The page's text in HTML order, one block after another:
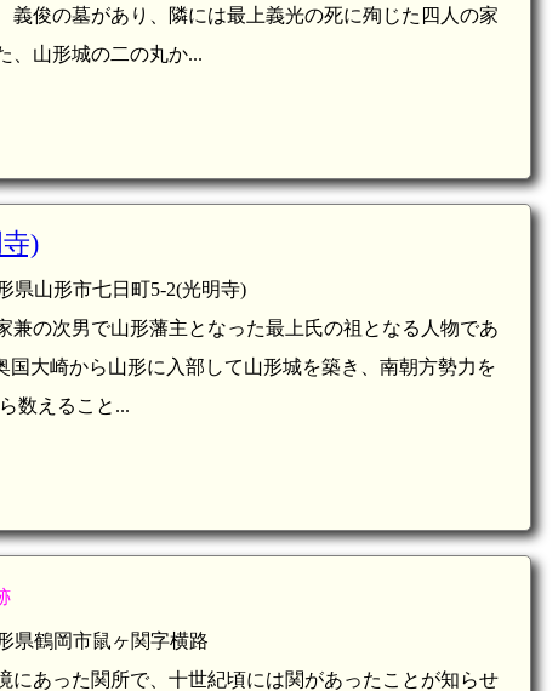
義俊の墓があり、隣には最上義光の死に殉じた四人の家
、山形城の二の丸か...
)
県山形市七日町5-2(光明寺)
兼の次男で山形藩主となった最上氏の祖となる人物であ
国大崎から山形に入部して山形城を築き、南朝方勢力を
数えること...
県鶴岡市鼠ヶ関字横路
にあった関所で、十世紀頃には関があったことが知らせ